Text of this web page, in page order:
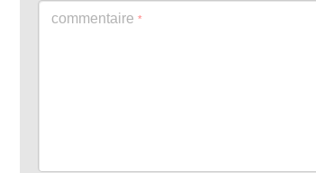
commentaire *